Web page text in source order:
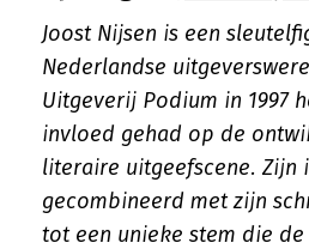
Joost Nijsen is een
Nederlandse
Uitgeverij Podium in 1997
invloed gehad op de
literaire uitgeefscene. Zijn
gecombineerd met zijn
tot een unieke stem die